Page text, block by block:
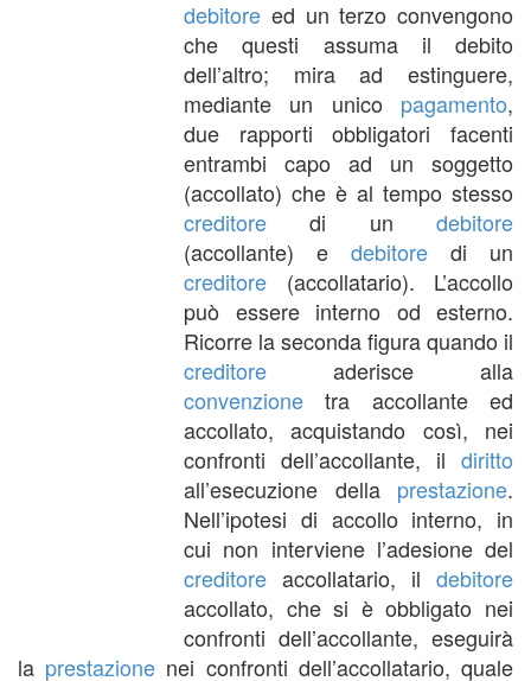
debitore ed un terzo convengono
che questi assuma il debito
dell’altro; mira ad estinguere,
mediante un unico pagamento,
due rapporti obbligatori facenti
entrambi capo ad un soggetto
(accollato) che è al tempo stesso
creditore di un debitore
(accollante) e debitore di un
creditore (accollatario). L’accollo
può essere interno od esterno.
Ricorre la seconda figura quando il
creditore aderisce alla
convenzione tra accollante ed
accollato, acquistando così, nei
confronti dell’accollante, il diritto
all’esecuzione della prestazione.
Nell’ipotesi di accollo interno, in
cui non interviene l’adesione del
creditore accollatario, il debitore
accollato, che si è obbligato nei
confronti dell’accollante, eseguirà
la prestazione nei confronti dell’accollatario, quale